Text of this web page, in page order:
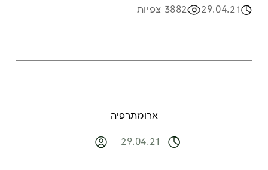
29.04.21 3882 צפיות
ארומתרפיה
29.04.21